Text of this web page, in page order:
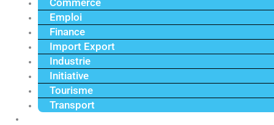
Commerce
Emploi
Finance
Import Export
Industrie
Initiative
Tourisme
Transport